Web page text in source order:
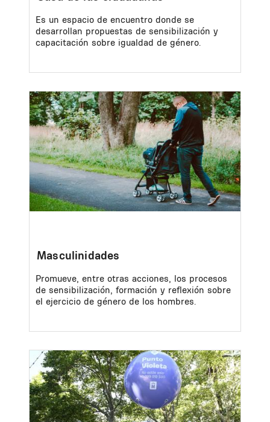
Es un espacio de encuentro donde se
desarrollan propuestas de sensibilización y
capacitación sobre igualdad de género.
Image
Masculinidades
Promueve, entre otras acciones, los procesos
de sensibilización, formación y reflexión sobre
el ejercicio de género de los hombres.
Image